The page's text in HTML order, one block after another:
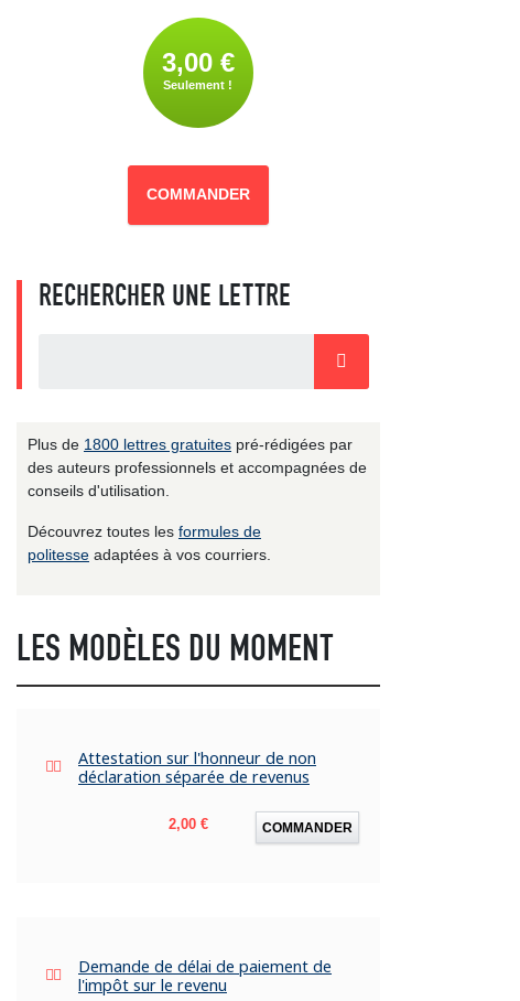
3,00 €
Seulement !
COMMANDER
RECHERCHER UNE LETTRE
Plus de 1800 lettres gratuites pré-rédigées par
des auteurs professionnels et accompagnées de
conseils d'utilisation.
Découvrez toutes les formules de
politesse adaptées à vos courriers.
LES MODÈLES DU MOMENT
Attestation sur l'honneur de non
déclaration séparée de revenus
Prix
2,00 € COMMANDER
Demande de délai de paiement de
l'impôt sur le revenu